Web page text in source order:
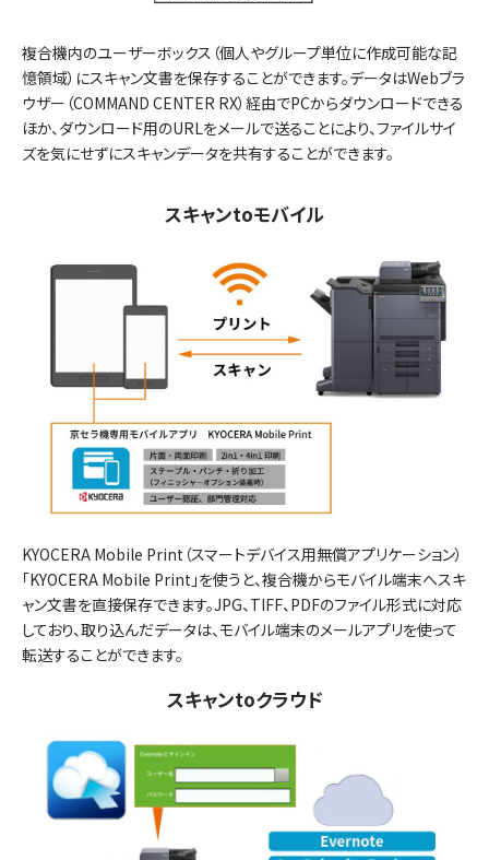
複合機内のユーザーボックス（個人やグループ単位に作成可能な記
憶領域）にスキャン文書を保存することができます。データはWebブラ
ウザー（COMMAND CENTER RX）経由でPCからダウンロードできる
ほか、ダウンロード用のURLをメールで送ることにより、ファイルサイ
ズを気にせずにスキャンデータを共有することができます。
スキャンtoモバイル
KYOCERA Mobile Print（スマートデバイス用無償アプリケーション）
「KYOCERA Mobile Print」を使うと、複合機からモバイル端末へスキ
ャン文書を直接保存できます。JPG、TIFF、PDFのファイル形式に対応
しており、取り込んだデータは、モバイル端末のメールアプリを使って
転送することができます。
スキャンtoクラウド